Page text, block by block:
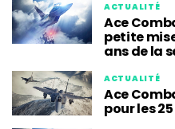
ACTUALITÉ
Ace
petite
ans de la
ACTUALITÉ
Ace
pour les